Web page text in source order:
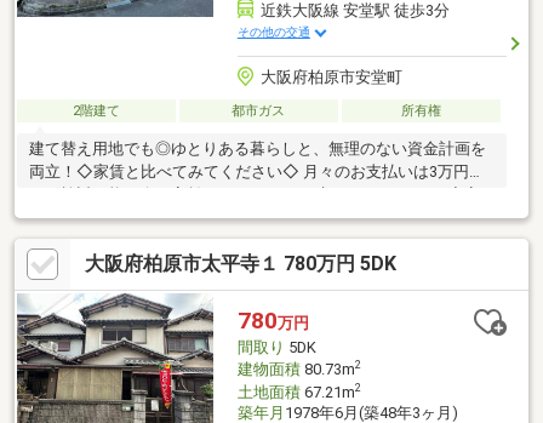
近鉄大阪線 安堂駅 徒歩3分
その他の交通
大阪府柏原市安堂町
2階建て 都市ガス 所有権
建て替え用地でも◎ゆとりある暮らしと、無理のない資金計画を
両立！◇家賃と比べてみてください◇ 月々のお支払いは3万円台
心の通学環境◇ 小学校まで徒歩7分、中学校まで徒歩10分！毎日
の登下校が近く、子育て世代に安心の立地です ◇抜群のフットワ
ーク◇ 近鉄道明寺線「安堂」駅まで徒歩3分！毎日の通勤や通
学、雨の日の移動もスムーズです♪◇リフォームで理想の住まい
◇ ご自身の好みに合わせたリフォームで、予算を抑えながら自分
好みの空間を作り上げる楽しみも広がります！
大阪府柏原市太平寺１ 780万円 5DK
780万円
間取り 5DK
建物面積80.73m2
土地面積67.21m2
築年月 1978年6月(築48年3ヶ月)